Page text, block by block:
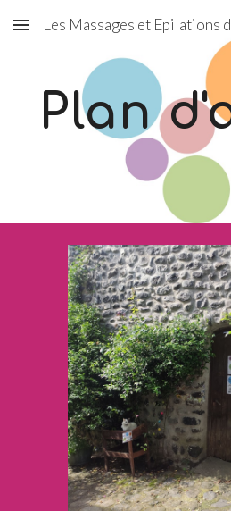
Skip to main content
Les Massages et Epilations
Plan